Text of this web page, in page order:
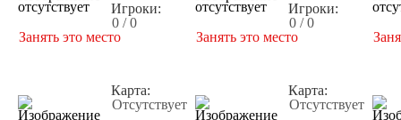
Игроки:
0 / 0
Занять это место
Игроки:
0 / 0
Занять это место
Карта:
Отсутствует
Карта:
Отсутствует